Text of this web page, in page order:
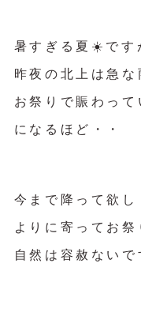
暑すぎる夏☀️です
昨夜の北上は急な
お祭りで賑わっ
になるほど・・
今まで降って欲し
よりに寄ってお祭
自然は容赦ないで